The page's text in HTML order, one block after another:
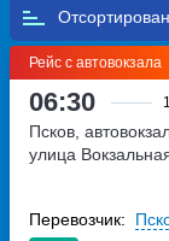
Рейс с автовокзала
06:30
Псков,
улица
Перевозчик: